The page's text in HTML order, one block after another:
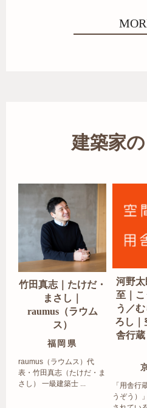
建築家
竹田真志｜たけだ・
まさし｜
raumus（ラウム
ス）
福岡県
raumus（ラウムス）代
表・竹田真志（たけだ・ま
さし） 一級建築士 ...
河野
至｜
う／
ろし｜
舎行
「用舎行
うぞう）